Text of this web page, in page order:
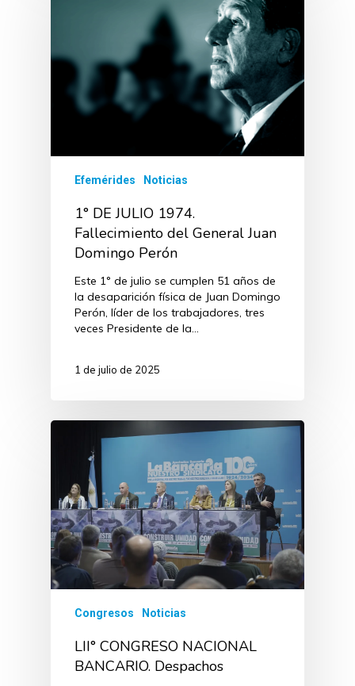
Efemérides Noticias
1° DE JULIO 1974.
Fallecimiento del General Juan
Domingo Perón
Este 1° de julio se cumplen 51 años de
la desaparición física de Juan Domingo
Perón, líder de los trabajadores, tres
veces Presidente de la…
1 de julio de 2025
Congresos Noticias
LII° CONGRESO NACIONAL
BANCARIO. Despachos